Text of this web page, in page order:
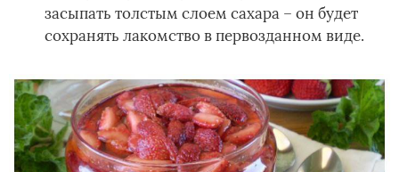
засыпать толстым слоем сахара – он будет
сохранять лакомство в первозданном виде.